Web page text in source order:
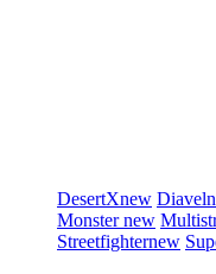
DesertXnew Diavel
Monsternew
Streetfighternew